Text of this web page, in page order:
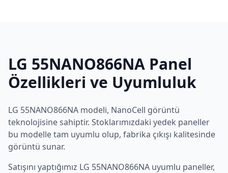
LG 55NANO866NA Panel
Özellikleri ve Uyumluluk
LG 55NANO866NA modeli, NanoCell görüntü
teknolojisine sahiptir. Stoklarımızdaki yedek paneller
bu modelle tam uyumlu olup, fabrika çıkışı kalitesinde
görüntü sunar.
Satışını yaptığımız LG 55NANO866NA uyumlu paneller,